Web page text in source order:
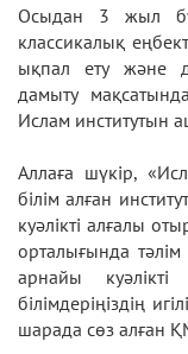
Осыдан 3 жыл
классикалық
ықпал ету және
дамыту
Ислам институтын
Аллаға шүкір,
білім алған
куәлікті алғалы
орталығында
арнайы
білімдеріңіздің
шарада сөз алған